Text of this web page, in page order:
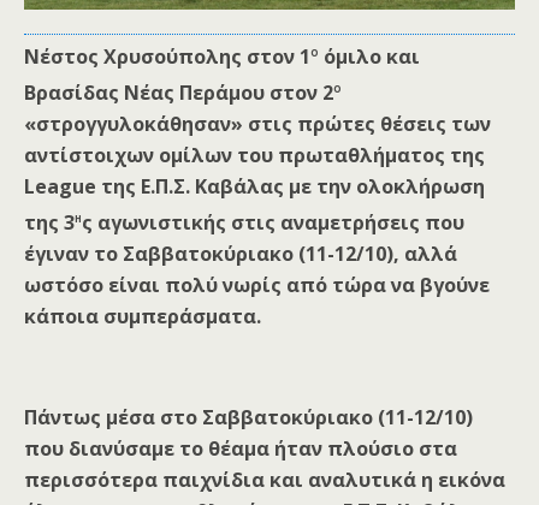
Νέστος Χρυσούπολης στον 1ο όμιλο και
Βρασίδας Νέας Περάμου στον 2ο
«στρογγυλοκάθησαν» στις πρώτες θέσεις των
αντίστοιχων ομίλων του πρωταθλήματος της
League της Ε.Π.Σ. Καβάλας με την ολοκλήρωση
της 3ης αγωνιστικής στις αναμετρήσεις που
έγιναν το Σαββατοκύριακο (11-12/10), αλλά
ωστόσο είναι πολύ νωρίς από τώρα να βγούνε
κάποια συμπεράσματα.
Πάντως μέσα στο Σαββατοκύριακο (11-12/10)
που διανύσαμε το θέαμα ήταν πλούσιο στα
περισσότερα παιχνίδια και αναλυτικά η εικόνα